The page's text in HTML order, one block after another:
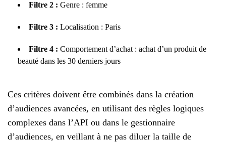
Filtre 2 : Genre : femme
Filtre 3 : Localisation : Paris
Filtre 4 : Comportement d’achat : achat d’un produit de
beauté dans les 30 derniers jours
Ces critères doivent être combinés dans la création
d’audiences avancées, en utilisant des règles logiques
complexes dans l’API ou dans le gestionnaire
d’audiences, en veillant à ne pas diluer la taille de